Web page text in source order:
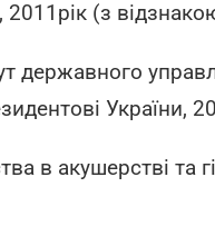
2011рік (з
державного
України,
в акушерстві та